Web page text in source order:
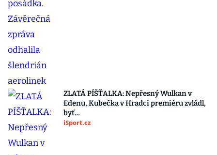
ZLATÁ PÍŠŤALKA: Nepřesný Wulkan v
Edenu, Kubečka v Hradci premiéru zvládl,
byť…
iSport.cz